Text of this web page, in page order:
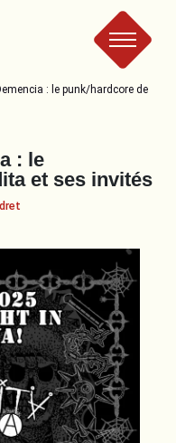
: le punk/hardcore de
: le
et ses invités